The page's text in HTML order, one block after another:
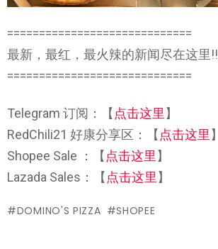
=============================
最新，最红，最火辣的新闻尽在这里!!
=============================
Telegram 订阅：【点击这里】
RedChili21 好康分享区：【点击这里】
Shopee Sale ：【点击这里】
Lazada Sales：【点击这里】
DOMINO'S PIZZA SHOPEE